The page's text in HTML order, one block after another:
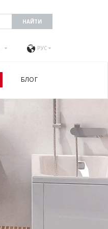
РУС
БЛОГ